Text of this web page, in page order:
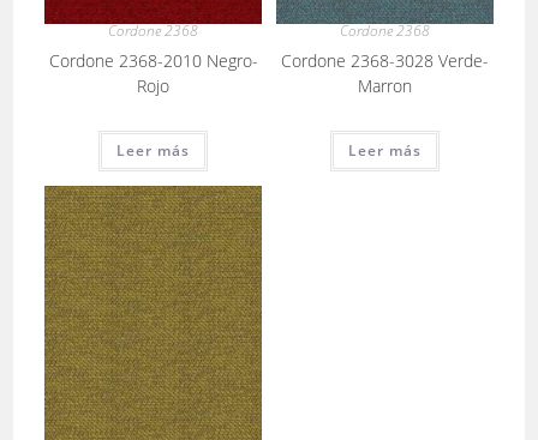
Cordone 2368
Cordone 2368-2010 Negro-
Rojo
Leer más
Cordone 2368
Cordone 2368-3028 Verde-
Marron
Leer más